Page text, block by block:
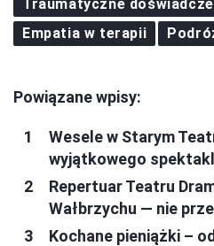
Traumatyczne
Empatia w terapii
Powiązane wpisy:
Wesele w Starym
wyjątkowego
Repertuar Teatru
Wałbrzychu — nie
Kochane pieniążki –